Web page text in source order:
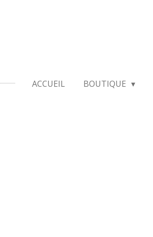
ACCUEIL BOUTIQUE